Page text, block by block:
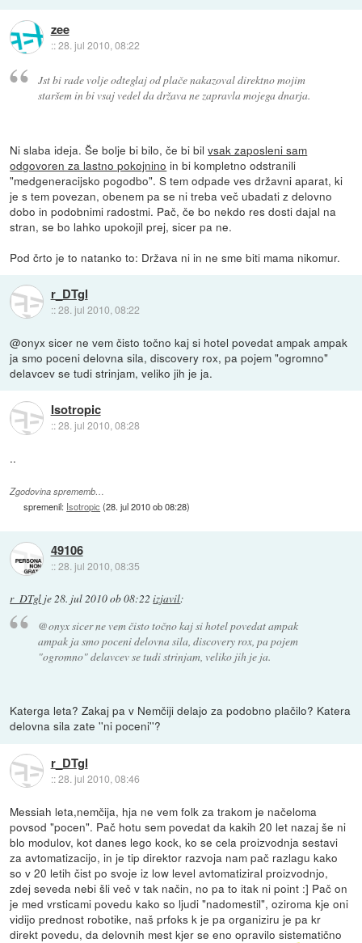
zee
::28. jul 2010, 08:22
Jst bi rade volje odteglaj od plače nakazoval direktno mojim
staršem in bi vsaj vedel da država ne zapravla mojega dnarja.
Ni slaba ideja. Še bolje bi bilo, če bi bilvsak zaposleni sam
odgovoren za lastno pokojnino in bi kompletno odstranili
"medgeneracijsko pogodbo". S tem odpade ves državni aparat, ki
je s tem povezan, obenem pa se ni treba več ubadati z delovno
dobo in podobnimi radostmi. Pač, če bo nekdo res dosti dajal na
stran, se bo lahko upokojil prej, sicer pa ne.
Pod črto je to natanko to: Država ni in ne sme biti mama nikomur.
r_DTgl
::28. jul 2010, 08:22
@onyx sicer ne vem čisto točno kaj si hotel povedat ampak ampak
ja smo poceni delovna sila, discovery rox, pa pojem "ogromno"
delavcev se tudi strinjam, veliko jih je ja.
Isotropic
::28. jul 2010, 08:28
..
Zgodovina sprememb…
spremenil: Isotropic (28. jul 2010 ob 08:28)
49106
::28. jul 2010, 08:35
r_DTgl je28. jul 2010 ob 08:22 izjavil:
@onyx sicer ne vem čisto točno kaj si hotel povedat ampak
ampak ja smo poceni delovna sila, discovery rox, pa pojem
"ogromno" delavcev se tudi strinjam, veliko jih je ja.
Katerga leta? Zakaj pa v Nemčiji delajo za podobno plačilo? Katera
delovna sila zate ''ni poceni''?
r_DTgl
::28. jul 2010, 08:46
Messiah leta,nemčija, hja ne vem folk za trakom je načeloma
povsod "pocen". Pač hotu sem povedat da kakih 20 let nazaj še ni
blo modulov, kot danes lego kock, ko se cela proizvodnja sestavi
za avtomatizacijo, in je tip direktor razvoja nam pač razlagu kako
so v 20 letih čist po svoje iz low level avtomatiziral proizvodnjo,
zdej seveda nebi šli več v tak način, no pa to itak ni point :] Pač on
je med vrsticami povedu kako so ljudi "nadomestil", oziroma kje oni
vidijo prednost robotike, naš prfoks k je pa organiziru je pa kr
direkt povedu, da delovnih mest kjer se eno opravilo sistematično